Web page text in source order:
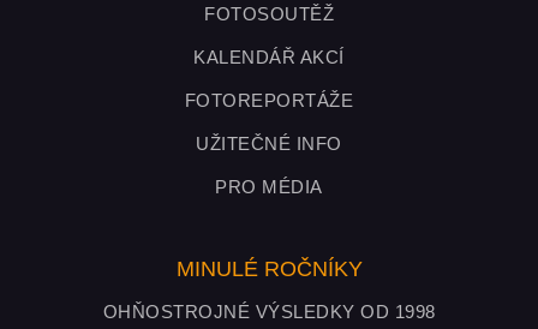
FOTOSOUTĚŽ
KALENDÁŘ AKCÍ
FOTOREPORTÁŽE
UŽITEČNÉ INFO
PRO MÉDIA
MINULÉ ROČNÍKY
OHŇOSTROJNÉ VÝSLEDKY OD 1998